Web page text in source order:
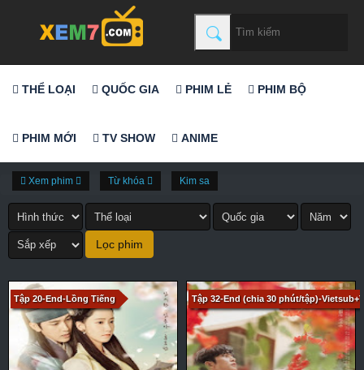
THỂ LOẠI QUỐC GIA PHIM LẺ PHIM BỘ
PHIM MỚI TV SHOW ANIME
Xem phim Từ khóa Kim sa
Tập 20-End-Lồng Tiếng Tập 32-End (chia 30 phút/tập)-